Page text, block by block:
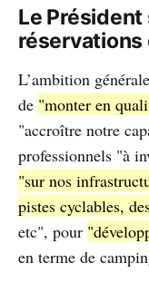
Le
L’ambition
de "monter en
"accroître notre
professionnels "à
"sur nos
pistes cyclables,
etc", pour
en terme de